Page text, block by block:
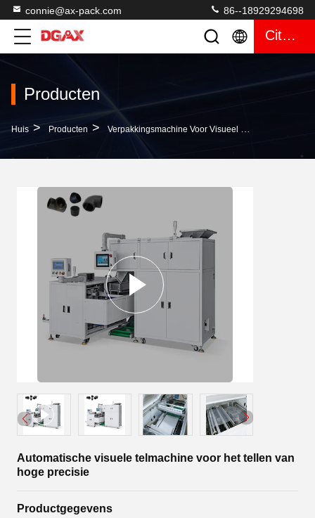
connie@ax-pack.com 86--18929294698
Citaat
Producten
Huis > Producten > Verpakkingsmachine Voor Visueel Tellen
Automatische visuele telmachine voor het tellen van
hoge precisie
Productgegevens